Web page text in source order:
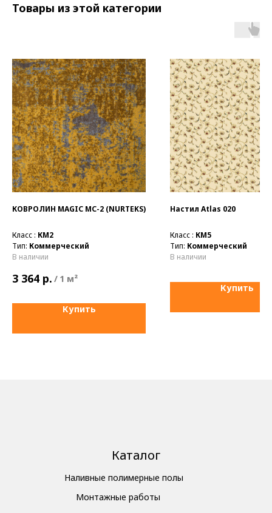
Товары из этой категории
КОВРОЛИН MAGIC MC-2 (NURTEKS)
Класс : КМ2
Тип: Коммерческий
В наличии
3 364 р. / 1 м²
Купить
Настил Atlas 020
Класс : КМ5
Тип: Коммерческий
В наличии
Купить
Наливные полимерные полы
Монтажные работы
Каталог